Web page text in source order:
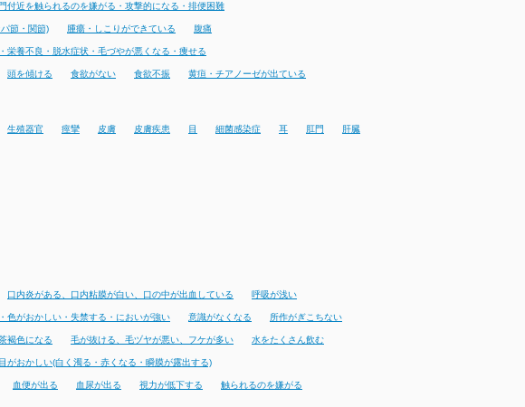
付近を触られるのを嫌がる・攻撃的になる・排便困難
節・関節) 腫瘍・しこりができている 腹痛
栄養不良・脱水症状・毛づやが悪くなる・痩せる
頭を傾ける 食欲がない 食欲不振 黄疸・チアノーゼが出ている
生殖器官 痙攣 皮膚 皮膚疾患 目 細菌感染症 耳 肛門 肝臓
口内炎がある、口内粘膜が白い、口の中が出血している 呼吸が浅い
色がおかしい・失禁する・においが強い 意識がなくなる 所作がぎこちない
褐色になる 毛が抜ける、毛ヅヤが悪い、フケが多い 水をたくさん飲む
目がおかしい(白く濁る・赤くなる・瞬膜が露出する)
血便が出る 血尿が出る 視力が低下する 触られるのを嫌がる